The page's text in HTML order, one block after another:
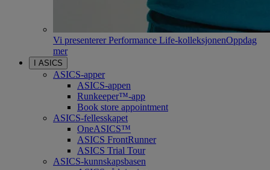
Vi presenterer Performance Life-kolleksjonenOppdag
mer
I ASICS
ASICS-apper
ASICS-appen
Runkeeper™-app
Book store appointment
ASICS-fellesskapet
OneASICS™
ASICS FrontRunner
ASICS Trial Tour
ASICS-kunnskapsbasen